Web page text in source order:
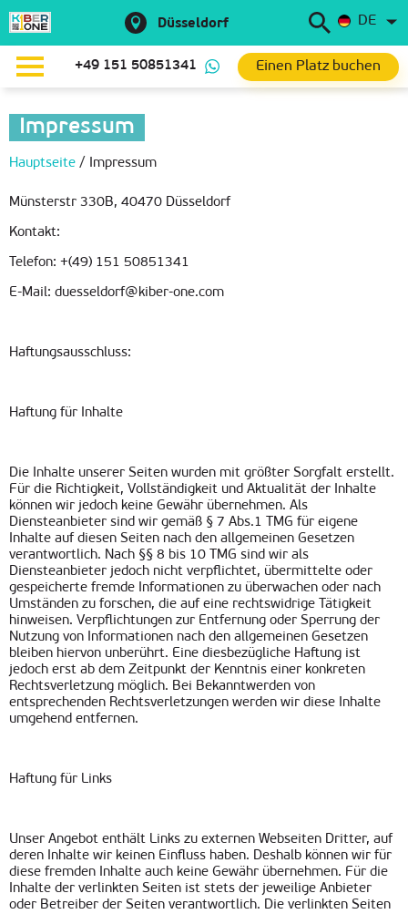
Düsseldorf DE
+49 151 50851341 Einen Platz buchen
Impressum
Hauptseite / Impressum
Münsterstr 330B, 40470 Düsseldorf
Kontakt:
Telefon: +(49) 151 50851341
E-Mail: duesseldorf@kiber-one.com
Haftungsausschluss:
Haftung für Inhalte
Die Inhalte unserer Seiten wurden mit größter Sorgfalt erstellt.
Für die Richtigkeit, Vollständigkeit und Aktualität der Inhalte
können wir jedoch keine Gewähr übernehmen. Als
Diensteanbieter sind wir gemäß § 7 Abs.1 TMG für eigene
Inhalte auf diesen Seiten nach den allgemeinen Gesetzen
verantwortlich. Nach §§ 8 bis 10 TMG sind wir als
Diensteanbieter jedoch nicht verpflichtet, übermittelte oder
gespeicherte fremde Informationen zu überwachen oder nach
Umständen zu forschen, die auf eine rechtswidrige Tätigkeit
hinweisen. Verpflichtungen zur Entfernung oder Sperrung der
Nutzung von Informationen nach den allgemeinen Gesetzen
bleiben hiervon unberührt. Eine diesbezügliche Haftung ist
jedoch erst ab dem Zeitpunkt der Kenntnis einer konkreten
Rechtsverletzung möglich. Bei Bekanntwerden von
entsprechenden Rechtsverletzungen werden wir diese Inhalte
umgehend entfernen.
Haftung für Links
Unser Angebot enthält Links zu externen Webseiten Dritter, auf
deren Inhalte wir keinen Einfluss haben. Deshalb können wir für
diese fremden Inhalte auch keine Gewähr übernehmen. Für die
Inhalte der verlinkten Seiten ist stets der jeweilige Anbieter
oder Betreiber der Seiten verantwortlich. Die verlinkten Seiten